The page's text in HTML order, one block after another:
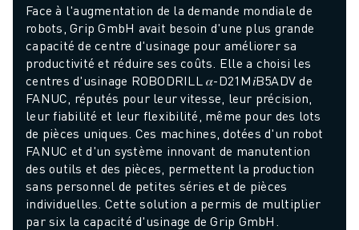
Face à l'augmentation de la demande mondiale de
robots, Grip GmbH avait besoin d'une plus grande
capacité de centre d'usinage pour améliorer sa
productivité et réduire ses coûts. Elle a choisi les
centres d'usinage ROBODRILL 𝛼-D21M𝑖B5ADV de
FANUC, réputés pour leur vitesse, leur précision,
leur fiabilité et leur flexibilité, même pour des lots
de pièces uniques. Ces machines, dotées d'un robot
FANUC et d'un système innovant de manutention
des outils et des pièces, permettent la production
sans personnel de petites séries et de pièces
individuelles. Cette solution a permis de multiplier
par six la capacité d'usinage de Grip GmbH.